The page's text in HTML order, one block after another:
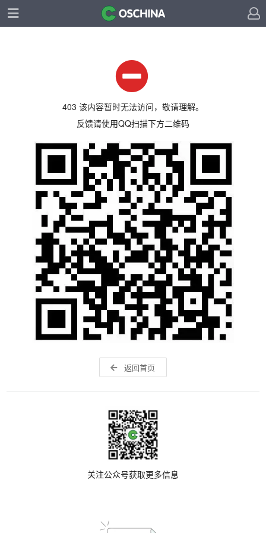
403 该内容暂时无法访问，敬请理解。
反馈请使用QQ扫描下方二维码
返回首页
关注公众号获取更多信息